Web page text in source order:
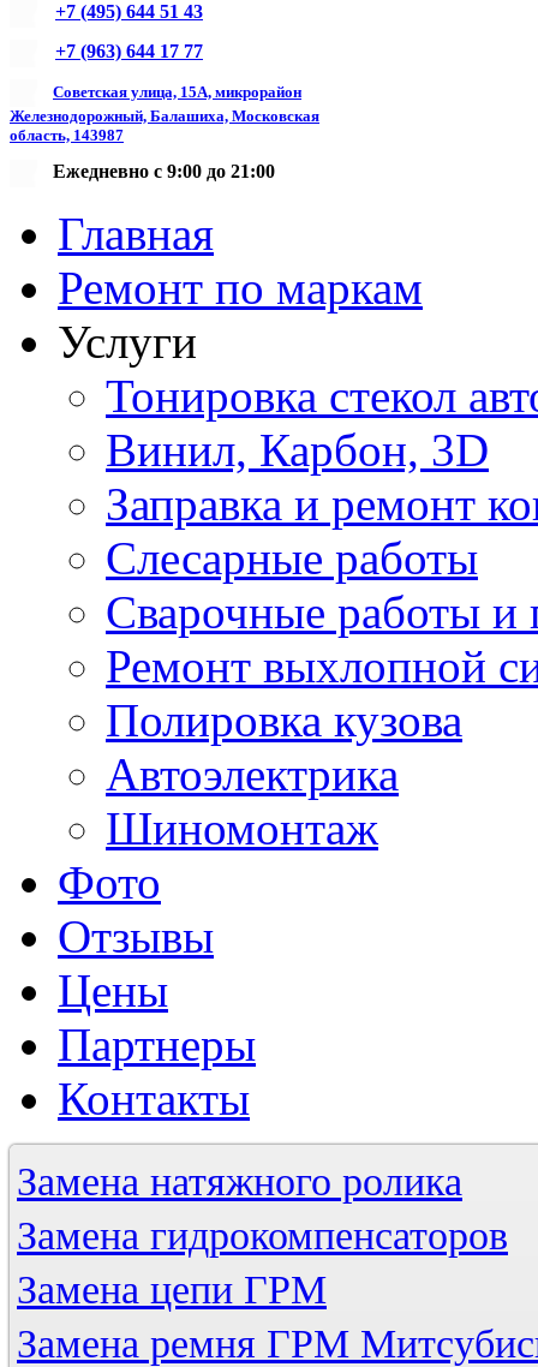
+7 (495) 644 51 43
+7 (963) 644 17 77
Советская улица, 15А, микрорайон
Железнодорожный, Балашиха, Московская
область, 143987
Ежедневно с 9:00 до 21:00
Главная
Ремонт по маркам
Услуги
Тонировка стекол
Винил, Карбон, 3D
Заправка и ремонт
Слесарные работы
Сварочные работы и
Ремонт выхлопной
Полировка кузова
Автоэлектрика
Шиномонтаж
Фото
Отзывы
Цены
Партнеры
Контакты
Замена натяжного ролика
Замена гидрокомпенсаторов
Замена цепи ГРМ
Замена ремня ГРМ